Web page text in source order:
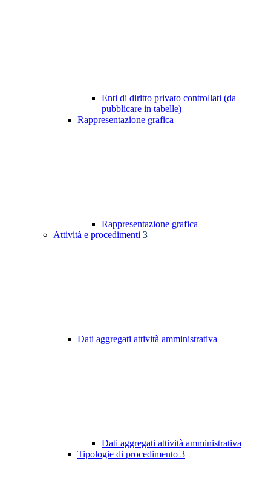
Enti di diritto privato controllati (da
pubblicare in tabelle)
Rappresentazione grafica
Rappresentazione grafica
Attività e procedimenti 3
Dati aggregati attività amministrativa
Dati aggregati attività amministrativa
Tipologie di procedimento 3